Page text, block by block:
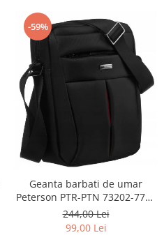
-59%
Geanta barbati de umar
Peterson PTR-PTN 73202-7738
BL
244,00 Lei
99,00 Lei